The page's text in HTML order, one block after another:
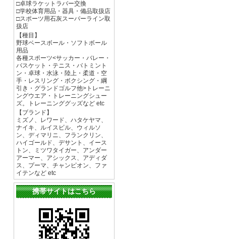
□卓球ラケットラバー交換
□学校体育用品・器具・備品取扱店
□スポーツ用石灰スーパーライン取
扱店
【種目】
野球ベースボール・ソフトボール
用品
各種スポーツ<サッカー・バレー・
バスケット・テニス・バトミント
ン・卓球・水泳・陸上・柔道・空
手・レスリング・ボクシング・綱
引き・グランドゴルフ他>トレーニ
ングウエア・トレーニングシュー
ズ。トレーニンググッズなど etc
【ブランド】
ミズノ、レワード、ハタケヤマ、
ナイキ、ルイスビル、ウィルソ
ン、ディマリニ、フランクリン、
ハイゴールド、デサント、イース
トン、ミツワタイガー、アンダー
アーマー、アシックス、アディダ
ス、プーマ、チャンピオン、ファ
イテンなど etc
携帯サイトはこちら